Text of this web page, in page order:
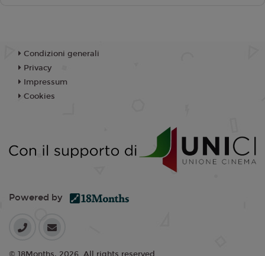
Condizioni generali
Privacy
Impressum
Cookies
Powered by